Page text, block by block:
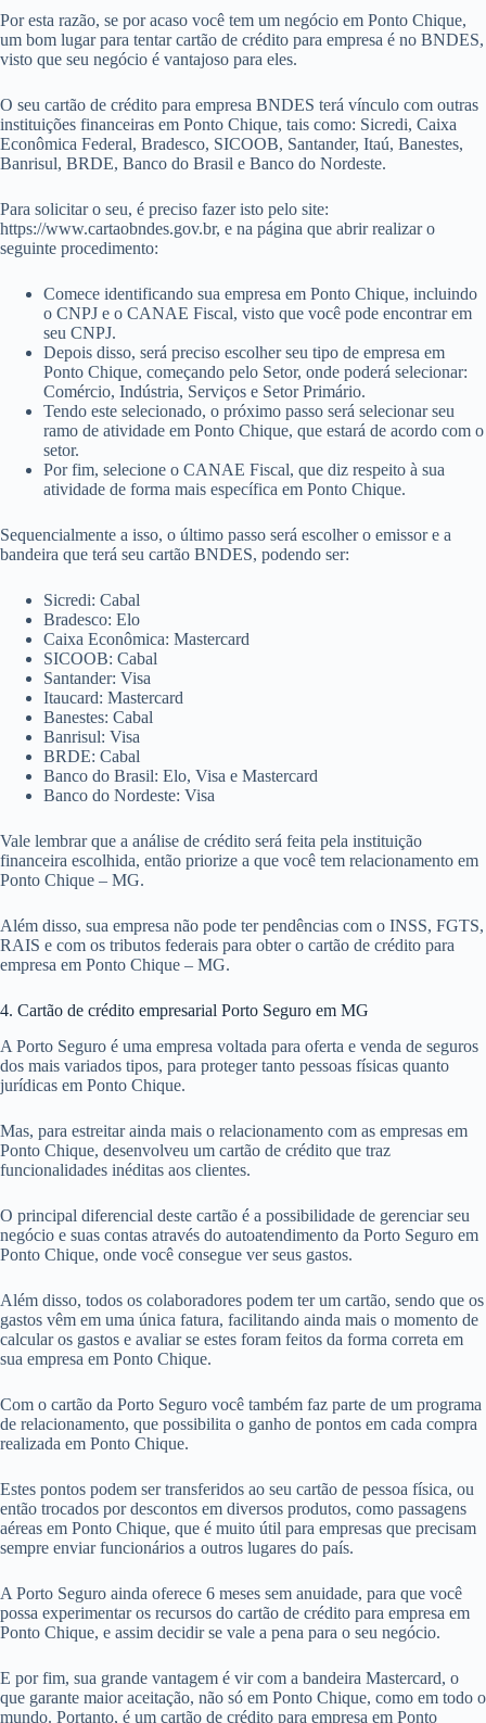
Por esta razão, se por acaso você tem um negócio em Ponto Chique,
um bom lugar para tentar cartão de crédito para empresa é no BNDES,
visto que seu negócio é vantajoso para eles.
O seu cartão de crédito para empresa BNDES terá vínculo com outras
instituições financeiras em Ponto Chique, tais como: Sicredi, Caixa
Econômica Federal, Bradesco, SICOOB, Santander, Itaú, Banestes,
Banrisul, BRDE, Banco do Brasil e Banco do Nordeste.
Para solicitar o seu, é preciso fazer isto pelo site:
https://www.cartaobndes.gov.br, e na página que abrir realizar o
seguinte procedimento:
Comece identificando sua empresa em Ponto Chique, incluindo
o CNPJ e o CANAE Fiscal, visto que você pode encontrar em
seu CNPJ.
Depois disso, será preciso escolher seu tipo de empresa em
Ponto Chique, começando pelo Setor, onde poderá selecionar:
Comércio, Indústria, Serviços e Setor Primário.
Tendo este selecionado, o próximo passo será selecionar seu
ramo de atividade em Ponto Chique, que estará de acordo com o
setor.
Por fim, selecione o CANAE Fiscal, que diz respeito à sua
atividade de forma mais específica em Ponto Chique.
Sequencialmente a isso, o último passo será escolher o emissor e a
bandeira que terá seu cartão BNDES, podendo ser:
Sicredi: Cabal
Bradesco: Elo
Caixa Econômica: Mastercard
SICOOB: Cabal
Santander: Visa
Itaucard: Mastercard
Banestes: Cabal
Banrisul: Visa
BRDE: Cabal
Banco do Brasil: Elo, Visa e Mastercard
Banco do Nordeste: Visa
Vale lembrar que a análise de crédito será feita pela instituição
financeira escolhida, então priorize a que você tem relacionamento em
Ponto Chique – MG.
Além disso, sua empresa não pode ter pendências com o INSS, FGTS,
RAIS e com os tributos federais para obter o cartão de crédito para
empresa em Ponto Chique – MG.
4. Cartão de crédito empresarial Porto Seguro em MG
A Porto Seguro é uma empresa voltada para oferta e venda de seguros
dos mais variados tipos, para proteger tanto pessoas físicas quanto
jurídicas em Ponto Chique.
Mas, para estreitar ainda mais o relacionamento com as empresas em
Ponto Chique, desenvolveu um cartão de crédito que traz
funcionalidades inéditas aos clientes.
O principal diferencial deste cartão é a possibilidade de gerenciar seu
negócio e suas contas através do autoatendimento da Porto Seguro em
Ponto Chique, onde você consegue ver seus gastos.
Além disso, todos os colaboradores podem ter um cartão, sendo que os
gastos vêm em uma única fatura, facilitando ainda mais o momento de
calcular os gastos e avaliar se estes foram feitos da forma correta em
sua empresa em Ponto Chique.
Com o cartão da Porto Seguro você também faz parte de um programa
de relacionamento, que possibilita o ganho de pontos em cada compra
realizada em Ponto Chique.
Estes pontos podem ser transferidos ao seu cartão de pessoa física, ou
então trocados por descontos em diversos produtos, como passagens
aéreas em Ponto Chique, que é muito útil para empresas que precisam
sempre enviar funcionários a outros lugares do país.
A Porto Seguro ainda oferece 6 meses sem anuidade, para que você
possa experimentar os recursos do cartão de crédito para empresa em
Ponto Chique, e assim decidir se vale a pena para o seu negócio.
E por fim, sua grande vantagem é vir com a bandeira Mastercard, o
que garante maior aceitação, não só em Ponto Chique, como em todo o
mundo. Portanto, é um cartão de crédito para empresa em Ponto